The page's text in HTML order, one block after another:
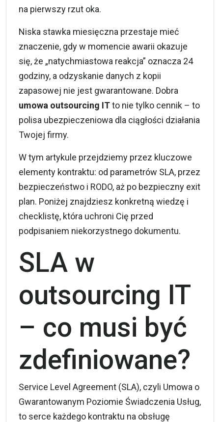
na pierwszy rzut oka.
Niska stawka miesięczna przestaje mieć
znaczenie, gdy w momencie awarii okazuje
się, że „natychmiastowa reakcja” oznacza 24
godziny, a odzyskanie danych z kopii
zapasowej nie jest gwarantowane. Dobra
umowa outsourcing ITto nie tylko cennik – to
polisa ubezpieczeniowa dla ciągłości działania
Twojej firmy.
W tym artykule przejdziemy przez kluczowe
elementy kontraktu: od parametrów SLA, przez
bezpieczeństwo i RODO, aż po bezpieczny exit
plan. Poniżej znajdziesz konkretną wiedzę i
checklistę, która uchroni Cię przed
podpisaniem niekorzystnego dokumentu.
SLA w
outsourcing IT
– co musi być
zdefiniowane?
Service Level Agreement (SLA), czyli Umowa o
Gwarantowanym Poziomie Świadczenia Usług,
to serce każdego kontraktu na obsługę